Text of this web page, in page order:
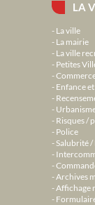
LA
La ville
La mairie
La ville
Petites
Enfance
Risques /
Police
Salubrité
Archives
Affichage